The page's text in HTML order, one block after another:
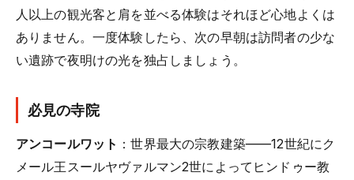
人以上の観光客と肩を並べる体験はそれほど心地よくは
ありません。一度体験したら、次の早朝は訪問者の少な
い遺跡で夜明けの光を独占しましょう。
必見の寺院
アンコールワット ：世界最大の宗教建築——12世紀にク
メール王スールヤヴァルマン2世によってヒンドゥー教